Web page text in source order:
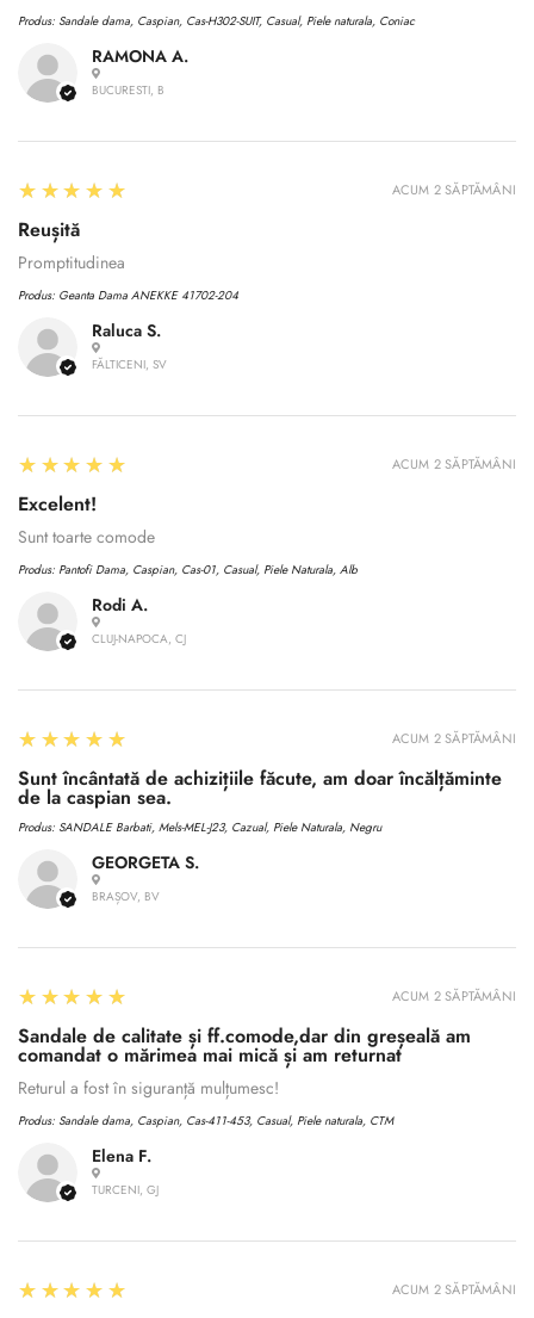
RAMONA A.
BUCURESTI, B
Produs: Sandale dama, Caspian, Cas-H302-SUIT, Casual, Piele naturala, Coniac
Raluca S.
FĂLTICENI, SV
5
★★★★★
Reușită
Promptitudinea
Produs: Geanta Dama ANEKKE 41702-204
ACUM 2 SĂPTĂMÂNI
Rodi A.
CLUJ-NAPOCA, CJ
5
★★★★★
Excelent!
Sunt toarte comode
Produs: Pantofi Dama, Caspian, Cas-01, Casual, Piele Naturala, Alb
ACUM 2 SĂPTĂMÂNI
GEORGETA S.
BRAȘOV, BV
5
★★★★★
Sunt încântată de achizițiile făcute, am doar încălțăminte
de la caspian sea.
Produs: SANDALE Barbati, Mels-MEL-J23, Cazual, Piele Naturala, Negru
ACUM 2 SĂPTĂMÂNI
Elena F.
TURCENI, GJ
5
★★★★★
Sandale de calitate și ff.comode,dar din greșeală am
comandat o mărimea mai mică și am returnat
Returul a fost în siguranță mulțumesc!
Produs: Sandale dama, Caspian, Cas-411-453, Casual, Piele naturala, CTM
ACUM 2 SĂPTĂMÂNI
5
★★★★★ ACUM 2 SĂPTĂMÂNI
Confirm your age
Are you 18 years old or older?